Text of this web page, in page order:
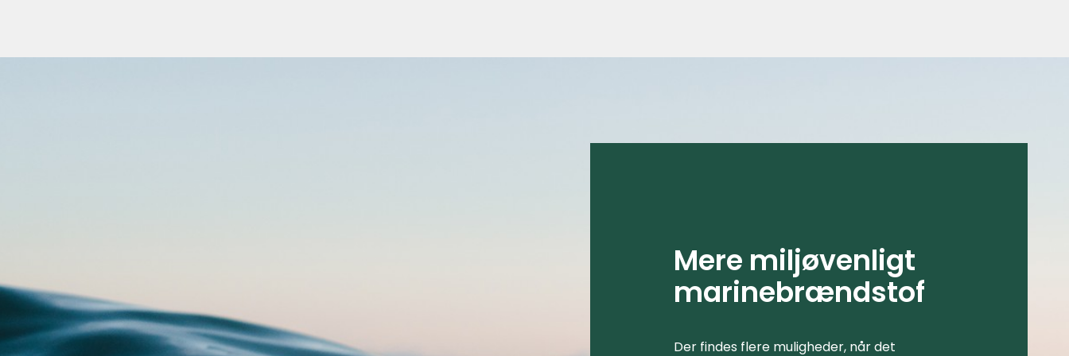
Mere miljøvenligt
marinebrændstof
Der findes flere muligheder, når det